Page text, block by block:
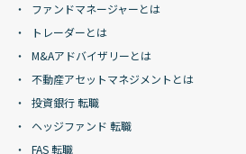
ファンドマネージャーとは
トレーダーとは
M&Aアドバイザリーとは
不動産アセットマネジメントとは
投資銀行 転職
ヘッジファンド 転職
FAS 転職